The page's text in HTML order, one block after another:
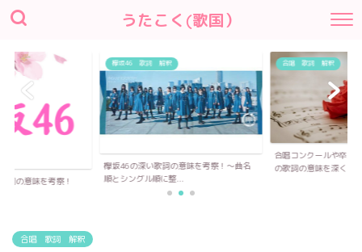
うたこく(歌国）
欅坂46 歌詞 解釈
欅坂46の深い歌詞の意味を考察！〜曲名
順とシングル順に整...
合唱コンクールや卒業式で歌われる合唱曲
の歌詞の意味を深く...
合唱 歌詞 解釈